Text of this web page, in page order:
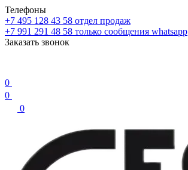
Телефоны
+7 495 128 43 58 отдел продаж
+7 991 291 48 58 только сообщения whatsapp
Заказать звонок
0
0
0